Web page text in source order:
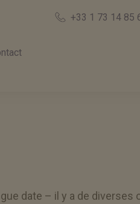
+33 1 73 14 85
date – il y a de diverses